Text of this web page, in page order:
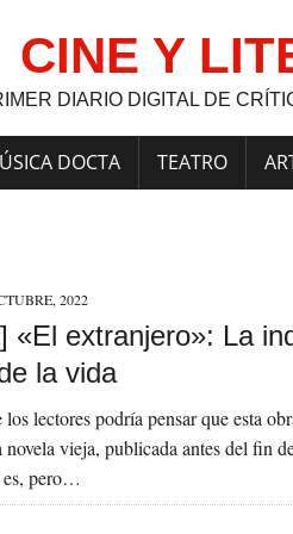
CINE Y
DIARIO DIGITAL DE
DOCTA TEATRO
2022
«El extranjero»: La
la vida
los lectores podría pensar que esta
novela vieja, publicada antes del fin
pero…